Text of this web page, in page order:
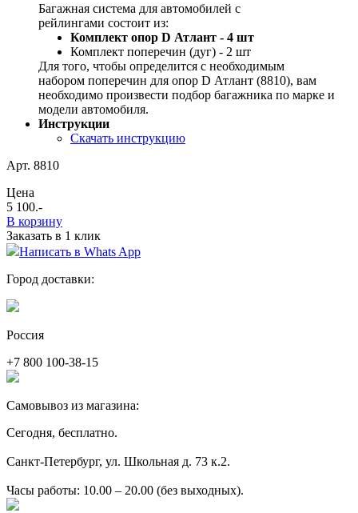
Багажная система для автомобилей с
рейлингами состоит из:
Комплект опор D Атлант - 4 шт
Комплект поперечин (дуг) - 2 шт
Для того, чтобы определится с необходимым
набором поперечин для опор D Атлант (8810), вам
необходимо произвести подбор багажника по марке и
модели автомобиля.
Инструкции
Скачать инструкцию
Арт. 8810
Цена
5 100.-
В корзину
Заказать в 1 клик
Написать в Whats App
Город доставки:
Россия
+7 800 100-38-15
Самовывоз из магазина:
Сегодня, бесплатно.
Санкт-Петербург, ул. Школьная д. 73 к.2.
Часы работы: 10.00 – 20.00 (без выходных).